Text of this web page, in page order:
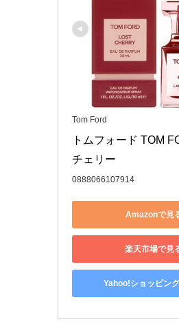
Tom Ford
トムフォード TOM
チェリー
0888066107914
Amazonで見
楽天市場で見
Yahoo!ショッピン